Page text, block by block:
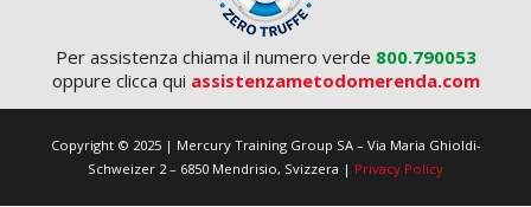
Per assistenza chiama il numero verde 800.790053
oppure clicca qui assistenzametodomerenda.com
Copyright © 2025 | Mercury Training Group SA – Via Maria Ghioldi-
Schweizer 2 – 6850 Mendrisio, Svizzera | Privacy Policy